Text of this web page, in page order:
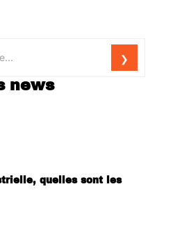
news
quelles sont les